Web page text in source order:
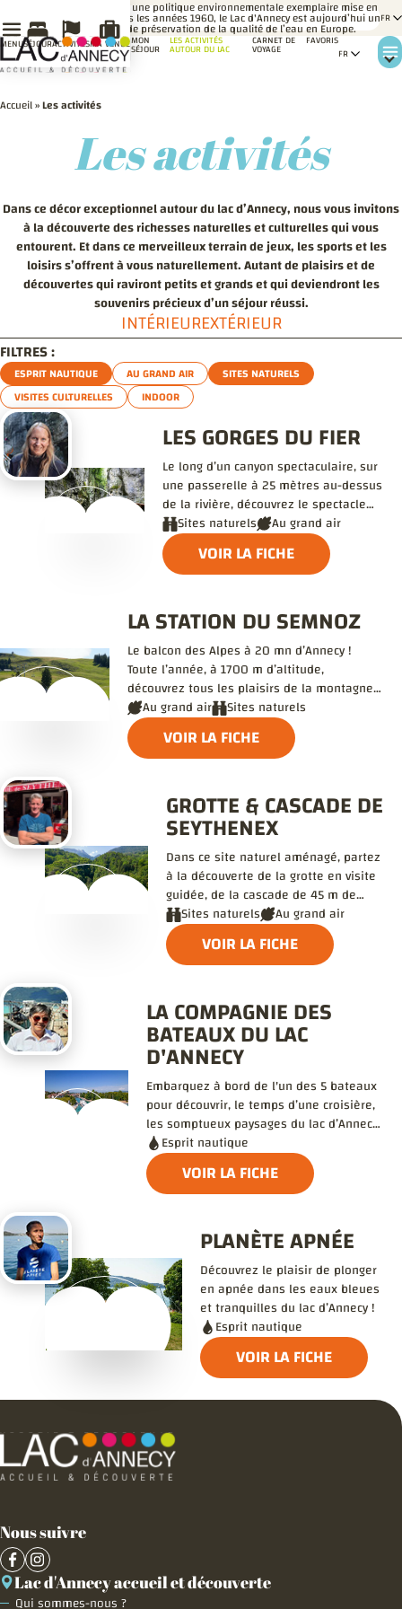
SAVIEZ-
VOUS ?
Grâce à une politique environnementale exemplaire mise en
place dès les années 1960, le Lac d'Annecy est aujourd’hui un
modèle de préservation de la qualité de l’eau en Europe.
MON
SÉJOUR
LES ACTIVITÉS
AUTOUR DU LAC
CARNET DE
VOYAGE
FAVORIS
MENUSÉJOURACTIVITÉSMA VENUE
Accueil»Les activités
Les activités
Dans ce décor exceptionnel autour du lac d’Annecy, nous vous invitons
à la découverte des richesses naturelles et culturelles qui vous
entourent. Et dans ce merveilleux terrain de jeux, les sports et les
loisirs s’offrent à vous naturellement. Autant de plaisirs et de
découvertes qui raviront petits et grands et qui deviendront les
souvenirs précieux d’un séjour réussi.
INTÉRIEUREXTÉRIEUR
FILTRES :
ESPRIT NAUTIQUE AU GRAND AIR
SITES NATURELS
VISITES CULTURELLES
INDOOR
LES GORGES DU FIER
Le long d’un canyon spectaculaire, sur
une passerelle à 25 mètres au-dessus
de la rivière, découvrez le spectacle
prodigieux de paysages créés par la
nature.
Sites naturels Au grand air
VOIR LA FICHE
LA STATION DU SEMNOZ
Le balcon des Alpes à 20 mn d’Annecy !
Toute l’année, à 1700 m d’altitude,
découvrez tous les plaisirs de la montagne
et admirez les panoramas qui s’offrent à
vous.
Au grand air Sites naturels
VOIR LA FICHE
GROTTE & CASCADE DE
SEYTHENEX
Dans ce site naturel aménagé, partez
à la découverte de la grotte en visite
guidée, de la cascade de 45 m de
haut, ou lancez-vous sur la
tyrolienne…
Sites naturels Au grand air
VOIR LA FICHE
LA COMPAGNIE DES
BATEAUX DU LAC
D'ANNECY
Embarquez à bord de l'un des 5 bateaux
pour découvrir, le temps d’une croisière,
les somptueux paysages du lac d’Annecy,
évadez-vous le temps d’une escale,
savourez un déjeuner ou un dîner à
bord…
Esprit nautique
VOIR LA FICHE
PLANÈTE APNÉE
Découvrez le plaisir de plonger
en apnée dans les eaux bleues
et tranquilles du lac d’Annecy !
Esprit nautique
VOIR LA FICHE
Nous suivre
Lac d'Annecy accueil et découverte
Qui sommes-nous ?